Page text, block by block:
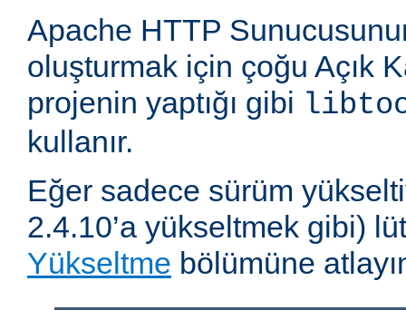
Apache HTTP
oluşturmak için çoğu Açık
projenin yaptığı gibi
kullanır.
Eğer sadece sürüm
2.4.10’a yükseltmek gibi)
Yükseltme bölümüne